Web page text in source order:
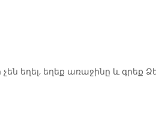
եղել, եղեք առաջինը և գրեք